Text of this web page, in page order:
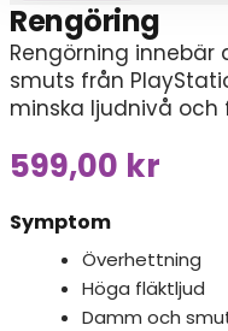
Rengöring
Rengörning
smuts från
minska ljudnivå och
599,00 kr
Symptom
Överhettning
Höga fläktljud
Damm och